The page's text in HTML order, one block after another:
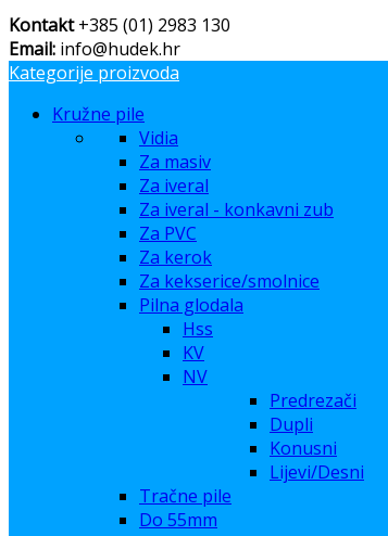
Kontakt+385 (01) 2983 130
Email: info@hudek.hr
Kategorije proizvoda
Kružne pile
Vidia
Za masiv
Za iveral
Za iveral - konkavni zub
Za PVC
Za kerok
Za kekserice/smolnice
Pilna glodala
Hss
KV
NV
Predrezači
Dupli
Konusni
Lijevi/Desni
Tračne pile
Do 55mm